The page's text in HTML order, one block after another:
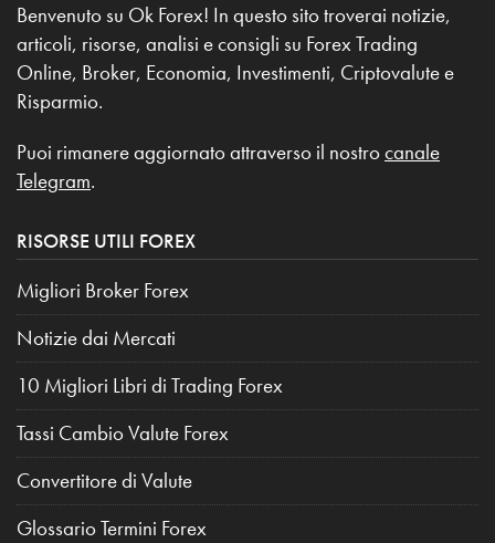
Benvenuto su Ok Forex! In questo sito troverai notizie,
articoli, risorse, analisi e consigli su Forex Trading
Online, Broker, Economia, Investimenti, Criptovalute e
Risparmio.
Puoi rimanere aggiornato attraverso il nostro canale
Telegram.
RISORSE UTILI FOREX
Migliori Broker Forex
Notizie dai Mercati
10 Migliori Libri di Trading Forex
Tassi Cambio Valute Forex
Convertitore di Valute
Glossario Termini Forex